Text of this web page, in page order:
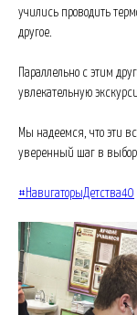
учились проводить
другое.
Параллельно с этим
увлекательную
Мы надеемся, что эти
уверенный шаг в
#НавигаторыДетства40